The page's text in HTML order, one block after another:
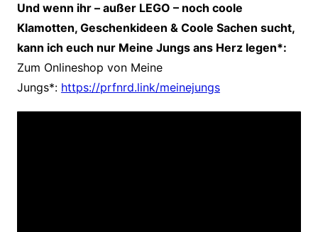
Und wenn ihr – außer LEGO – noch coole
Klamotten, Geschenkideen & Coole Sachen sucht,
kann ich euch nur Meine Jungs ans Herz legen*:
Zum Onlineshop von Meine
Jungs*: https://prfnrd.link/meinejungs